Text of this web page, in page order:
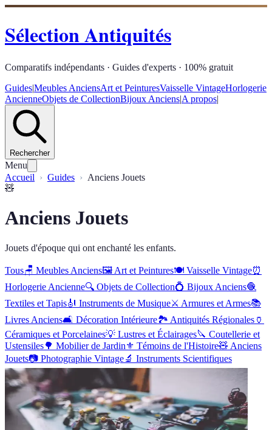
Sélection Antiquités
Comparatifs indépendants · Guides d'experts · 100% gratuit
Guides|Meubles AnciensArt et PeinturesVaisselle VintageHorlogerie
AncienneObjets de CollectionBijoux Anciens|A propos|
Rechercher
Menu
Accueil
Guides
Anciens Jouets
🧸
Anciens Jouets
Jouets d'époque qui ont enchanté les enfants.
Tous🪑 Meubles Anciens🖼️ Art et Peintures🍽️ Vaisselle Vintage⏰
Horlogerie Ancienne🔍 Objets de Collection💍 Bijoux Anciens🧶
Textiles et Tapis🎻 Instruments de Musique⚔️ Armures et Armes📚
Livres Anciens🛋️ Décoration Intérieure🏞️ Antiquités Régionales 🏺
Céramiques et Porcelaines💡 Lustres et Éclairages🔪 Coutellerie et
Ustensiles🌳 Mobilier de Jardin⚜️ Témoins de l'Histoire🧸 Anciens
Jouets📷 Photographie Vintage🔬 Instruments Scientifiques